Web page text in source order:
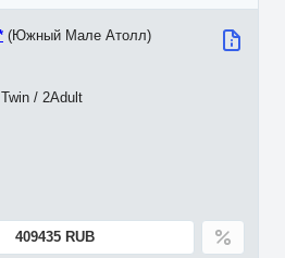
(Южный Мале Атолл)
/ 2Adult
409435 RUB